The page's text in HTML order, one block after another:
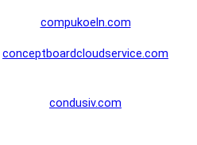
compukoeln.com
conceptboardcloudservice.com
condusiv.com